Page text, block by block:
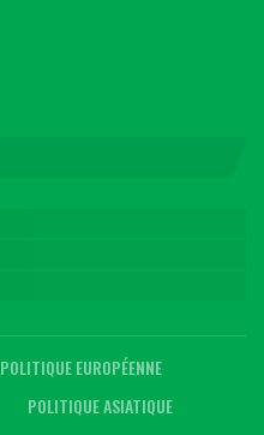
POLITIQUE EUROPÉENNE
POLITIQUE ASIATIQUE